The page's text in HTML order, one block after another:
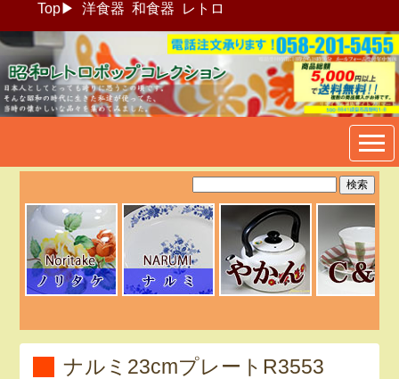
Top▶ 洋食器 和食器 レトロ
昭和レトロポップ食器生活雑
貨通販＠フリマート
ナルミ23cmプレートR3553